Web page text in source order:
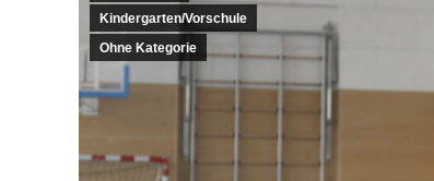
Kindergarten/Vorschule
Ohne Kategorie